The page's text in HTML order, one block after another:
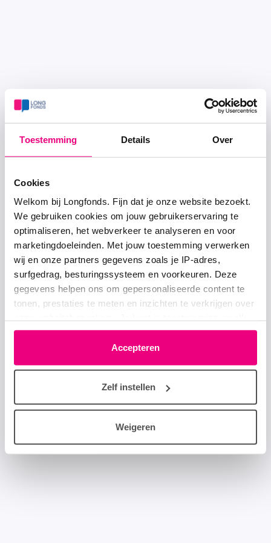
Toestemming Details Over
Cookies
Welkom bij Longfonds. Fijn dat je onze website bezoekt.
We gebruiken cookies om jouw gebruikerservaring te
optimaliseren, het webverkeer te analyseren en voor
marketingdoeleinden. Met jouw toestemming verwerken
wij en onze partners gegevens zoals je IP-adres,
surfgedrag, besturingssysteem en voorkeuren. Deze
gegevens helpen ons om gepersonaliseerde content te
tonen, prestaties te meten en inzichten te verkrijgen over
moment wijzigen of intrekken via het cookie-icoontje
linksonder elke pagina. De lijst met partners is te vinden
in het tabblad “details”.
Accepteren
Zelf instellen
Weigeren